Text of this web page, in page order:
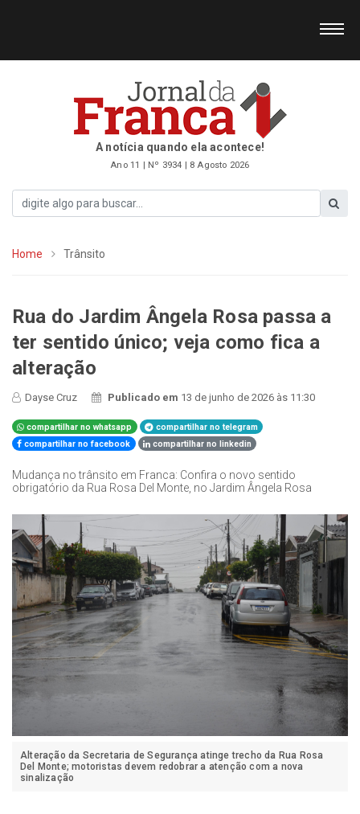
A notícia quando ela acontece!
Ano 11 | Nº 3934 | 8 Agosto 2026
Home Trânsito
Rua do Jardim Ângela Rosa passa a
ter sentido único; veja como fica a
alteração
Dayse Cruz Publicado em 13 de junho de 2026 às 11:30
compartilhar no whatsapp
compartilhar no telegram
compartilhar no facebook
compartilhar no linkedin
Mudança no trânsito em Franca: Confira o novo sentido
obrigatório da Rua Rosa Del Monte, no Jardim Ângela Rosa
Alteração da Secretaria de Segurança atinge trecho da Rua Rosa
Del Monte; motoristas devem redobrar a atenção com a nova
sinalização